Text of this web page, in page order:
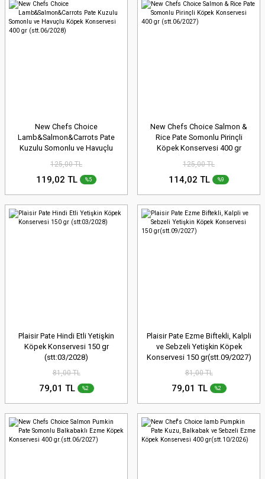
New Chefs Choice
Lamb&Salmon&Carrots Pate
Kuzulu Somonlu ve Havuçlu
(stt.06/2028)
125,00 TL
119,02 TL %5
New Chefs Choice Salmon &
Rice Pate Somonlu Pirinçli
Köpek Konservesi 400 gr
125,00 TL
114,02 TL %9
Plaisir Pate Hindi Etli Yetişkin
Köpek Konservesi 150 gr
(stt:03/2028)
81,00 TL
79,01 TL %2
Plaisir Pate Ezme Biftekli, Kalpli
ve Sebzeli Yetişkin Köpek
Konservesi 150 gr(stt.09/2027)
81,00 TL
79,01 TL %2